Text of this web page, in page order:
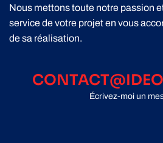
Nous mettons toute notre passion
service de votre projet en vous
de sa réalisation.
Écrivez-moi un